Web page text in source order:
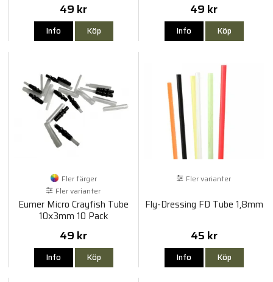
49 kr
Info Köp
49 kr
Info Köp
Fler färger
Fler varianter
Eumer Micro Crayfish Tube
10x3mm 10 Pack
49 kr
Info Köp
Fler varianter
Fly-Dressing FD Tube 1,8mm
45 kr
Info Köp